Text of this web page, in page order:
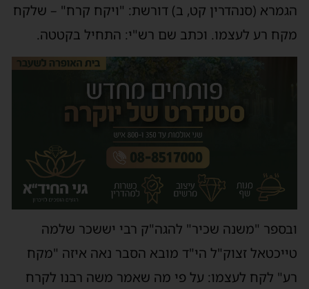
הגמרא (סנהדרין קט, ב) דורשת: "ויקח קרח" – שלקח
מקח רע לעצמו. וכתב שם רש"י: התחיל בקטטה.
ובספר "משנה שכיר" להגה"ק רבי יששכר שלמה
טייכטאל זצוק"ל הי"ד מובא הסבר נאה איזה "מקח
רע" לקח לעצמו: על פי מה שאמר משה רבנו לקרח